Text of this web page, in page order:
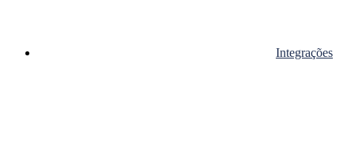
Integrações